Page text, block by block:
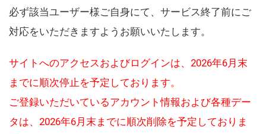
必ず該当ユーザー様ご自身にて、サービス終了前にご
対応をいただきますようお願いいたします。
サイトへのアクセスおよびログインは、2026年6月末
までに順次停止を予定しております。
ご登録いただいているアカウント情報および各種デー
タは、2026年6月末までに順次削除を予定しておりま